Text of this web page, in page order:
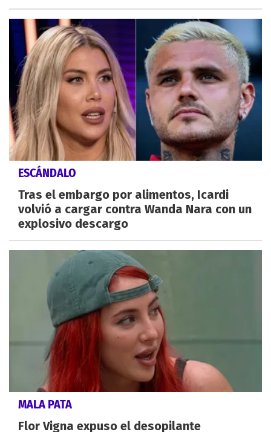
ESCÁNDALO
Tras el embargo por alimentos, Icardi
volvió a cargar contra Wanda Nara con un
explosivo descargo
MALA PATA
Flor Vigna expuso el desopilante